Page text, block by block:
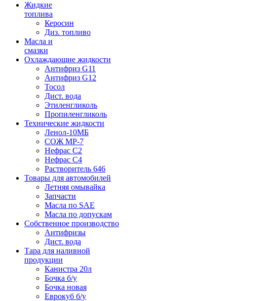
Жидкие
топлива
Керосин
Диз. топливо
Масла и
смазки
Охлаждающие жидкости
Антифриз G11
Антифриз G12
Тосол
Дист. вода
Этиленгликоль
Пропиленгликоль
Технические жидкости
Ленол-10МБ
СОЖ МР-7
Нефрас С2
Нефрас С4
Растворитель 646
Товары для автомобилей
Летняя омывайка
Запчасти
Масла по SAE
Масла по допускам
Собственное производство
Антифризы
Дист. вода
Тара для наливной
продукции
Канистра 20л
Бочка б/у
Бочка новая
Еврокуб б/у